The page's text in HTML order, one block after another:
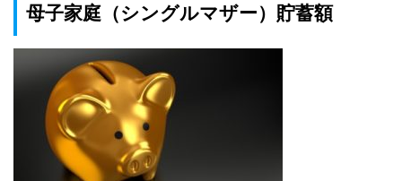
母子家庭（シングルマザー）貯蓄額